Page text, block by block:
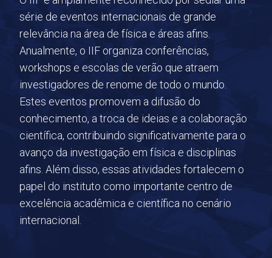
série de eventos internacionais de grande
relevância na área de física e áreas afins.
Anualmente, o IIF organiza conferências,
workshops e escolas de verão que atraem
investigadores de renome de todo o mundo.
Estes eventos promovem a difusão do
conhecimento, a troca de ideias e a colaboração
científica, contribuindo significativamente para o
avanço da investigação em física e disciplinas
afins. Além disso, essas atividades fortalecem o
papel do instituto como importante centro de
excelência acadêmica e científica no cenário
internacional.